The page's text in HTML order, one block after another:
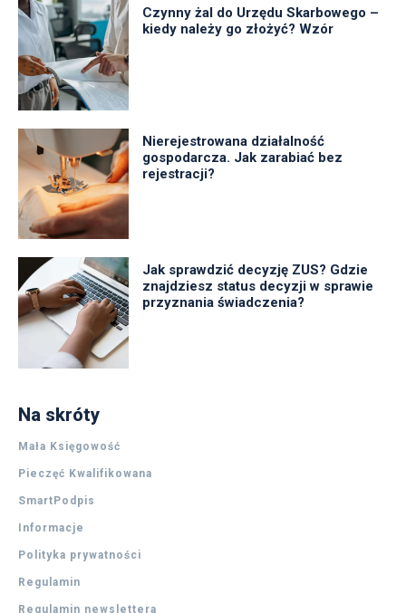
Czynny żal do Urzędu Skarbowego –
kiedy należy go złożyć? Wzór
Nierejestrowana działalność
gospodarcza. Jak zarabiać bez
rejestracji?
Jak sprawdzić decyzję ZUS? Gdzie
znajdziesz status decyzji w sprawie
przyznania świadczenia?
Na skróty
Mała Księgowość
Pieczęć Kwalifikowana
SmartPodpis
Informacje
Polityka prywatności
Regulamin
Regulamin newslettera